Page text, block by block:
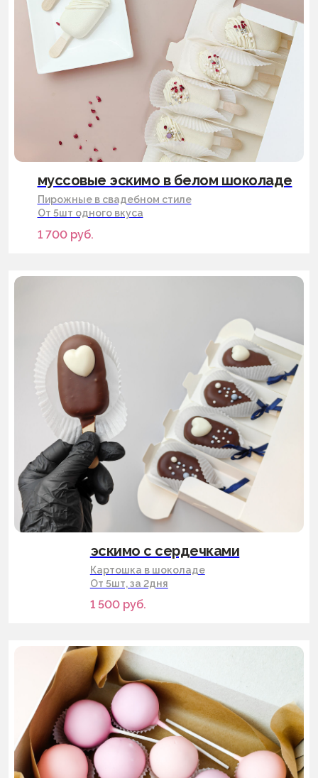
муссовые эскимо в белом шоколаде
Пирожные в свадебном стиле
От 5шт одного вкуса
1 700 руб.
эскимо с сердечками
Картошка в шоколаде
От 5шт, за 2дня
1 500 руб.